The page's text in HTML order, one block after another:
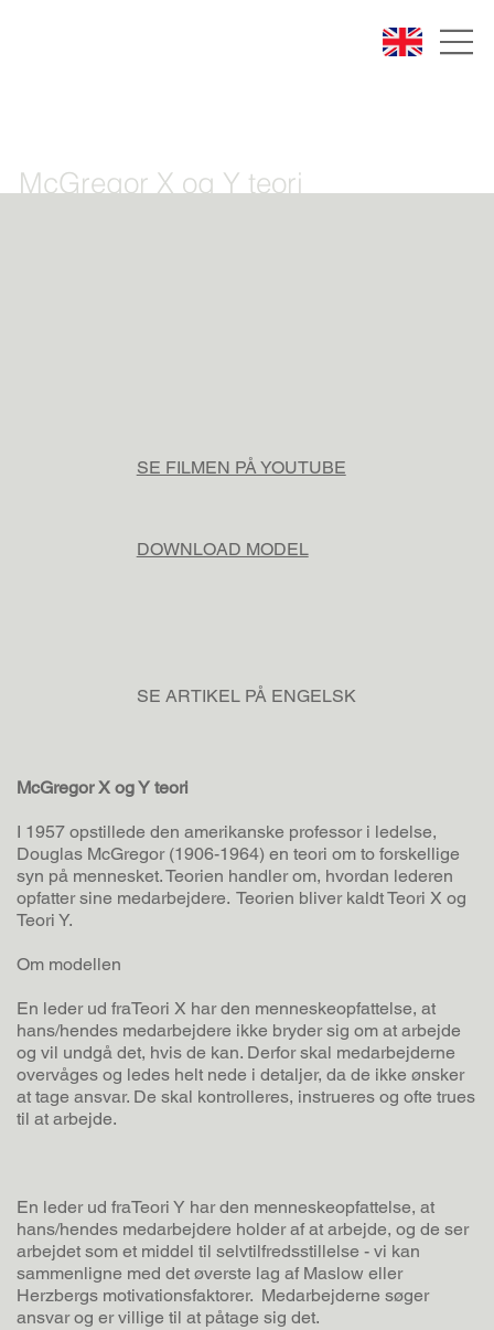
McGregor X og Y teori
SE FILMEN PÅ YOUTUBE
DOWNLOAD MODEL
SE ARTIKEL PÅ ENGELSK
McGregor X og Y teori
I 1957 opstillede den amerikanske professor i ledelse,
Douglas McGregor (1906-1964) en teori om to forskellige
syn på mennesket. Teorien handler om, hvordan lederen
opfatter sine medarbejdere. Teorien bliver kaldt Teori X og
Teori Y.
Om modellen
En leder ud fraTeori X har den menneskeopfattelse, at
hans/hendes medarbejdere ikke bryder sig om at arbejde
og vil undgå det, hvis de kan. Derfor skal medarbejderne
overvåges og ledes helt nede i detaljer, da de ikke ønsker
at tage ansvar. De skal kontrolleres, instrueres og ofte trues
til at arbejde.
En leder ud fraTeori Y har den menneskeopfattelse, at
hans/hendes medarbejdere holder af at arbejde, og de ser
arbejdet som et middel til selvtilfredsstillelse - vi kan
sammenligne med det øverste lag af Maslow eller
Herzbergs motivationsfaktorer. Medarbejderne søger
ansvar og er villige til at påtage sig det.